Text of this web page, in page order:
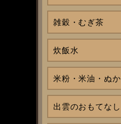
雑穀・むぎ茶
炊飯水
米粉・米油・ぬか
出雲のおもてなし